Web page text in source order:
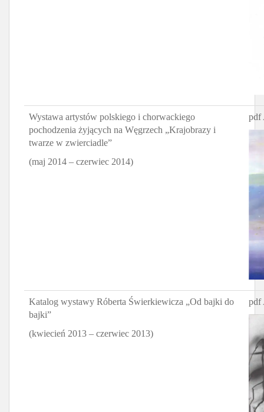
Wystawa artystów polskiego i chorwackiego
pochodzenia żyjących na Węgrzech „Krajobrazy i
twarze w zwierciadle”
(maj 2014 – czerwiec 2014)
pdf
Katalog wystawy Róberta Świerkiewicza „Od bajki do
bajki”
(kwiecień 2013 – czerwiec 2013)
pdf